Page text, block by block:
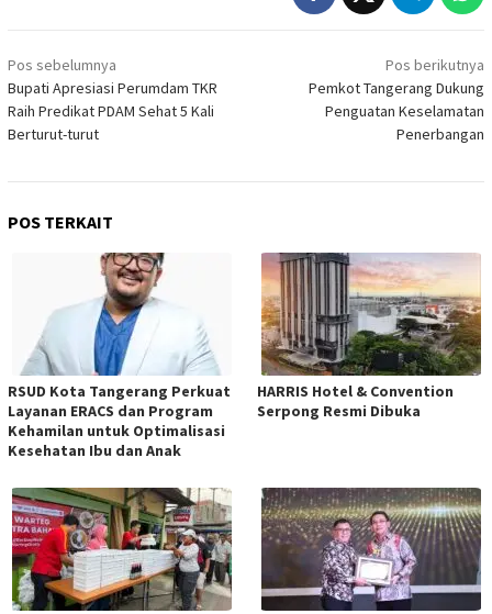
Navigasi
pos
Pos sebelumnya
Bupati Apresiasi Perumdam TKR
Raih Predikat PDAM Sehat 5 Kali
Berturut-turut
Pos berikutnya
Pemkot Tangerang Dukung
Penguatan Keselamatan
Penerbangan
POS TERKAIT
RSUD Kota Tangerang Perkuat
Layanan ERACS dan Program
Kehamilan untuk Optimalisasi
Kesehatan Ibu dan Anak
HARRIS Hotel & Convention
Serpong Resmi Dibuka